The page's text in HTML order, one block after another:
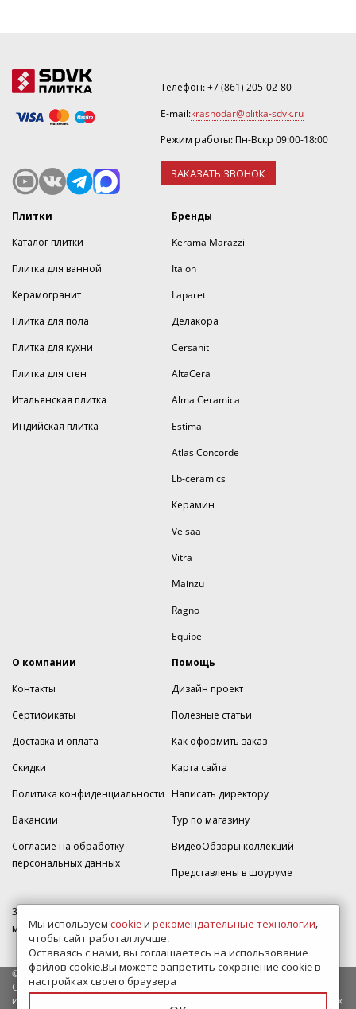
Телефон:+7 (861) 205-02-80
E-mail:krasnodar@plitka-sdvk.ru
Режим работы: Пн-Вскр 09:00-18:00
ЗАКАЗАТЬ ЗВОНОК
Плитки
Каталог плитки
Плитка для ванной
Керамогранит
Плитка для пола
Плитка для кухни
Плитка для стен
Итальянская плитка
Индийская плитка
Бренды
Kerama Marazzi
Italon
Laparet
Делакора
Cersanit
AltaCera
Alma Ceramica
Estima
Atlas Concorde
Lb-ceramics
Керамин
Velsaa
Vitra
Mainzu
Ragno
Equipe
О компании
Контакты
Сертификаты
Доставка и оплата
Скидки
Политика конфиденциальности
Вакансии
Согласие на обработку
персональных данных
Помощь
Дизайн проект
Полезные статьи
Как оформить заказ
Карта сайта
Написать директору
Тур по магазину
ВидеоОбзоры коллекций
Представлены в шоуруме
350005, г. Краснодар, Прикубанский округ, ул.Кореновская, дом 49,
магазин Плитка-SDVK.
© 2009—2026 г. Все права защищены
Обращаем Ваше внимание на то, что данный интернет-сайт носит
исключительно информационный характер и ни при каких условиях
Мы используем cookieи рекомендательные технологии,
чтобы сайт работал лучше.
Оставаясь с нами, вы соглашаетесь на использование
файлов cookie.Вы можете запретить сохранение cookie в
настройках своего браузера